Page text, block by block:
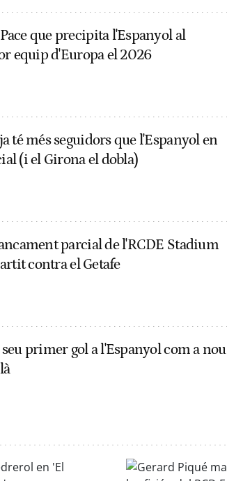
que precipita l'Espanyol al
equip d'Europa el 2026
té més seguidors que l'Espanyol en
(i el Girona el dobla)
parcial de l'RCDE Stadium
contra el Getafe
primer gol a l'Espanyol com a nou